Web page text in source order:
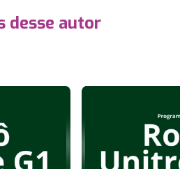
desse autor